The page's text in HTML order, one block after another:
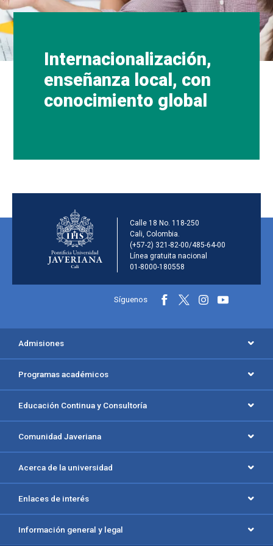
Internacionalización,
enseñanza local, con
conocimiento global
Información de la
Calle 18 No. 118-250
Cali, Colombia.
(+57-2) 321-82-00/485-64-00
Línea gratuita nacional
01-8000-180558
Información y redes sociales
Síguenos
Menú principal del footer
Admisiones
Programas académicos
Educación Continua y Consultoría
Comunidad Javeriana
Acerca de la universidad
Enlaces de interés
Información general y legal